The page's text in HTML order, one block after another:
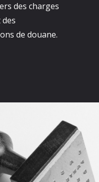
des charges
de douane.